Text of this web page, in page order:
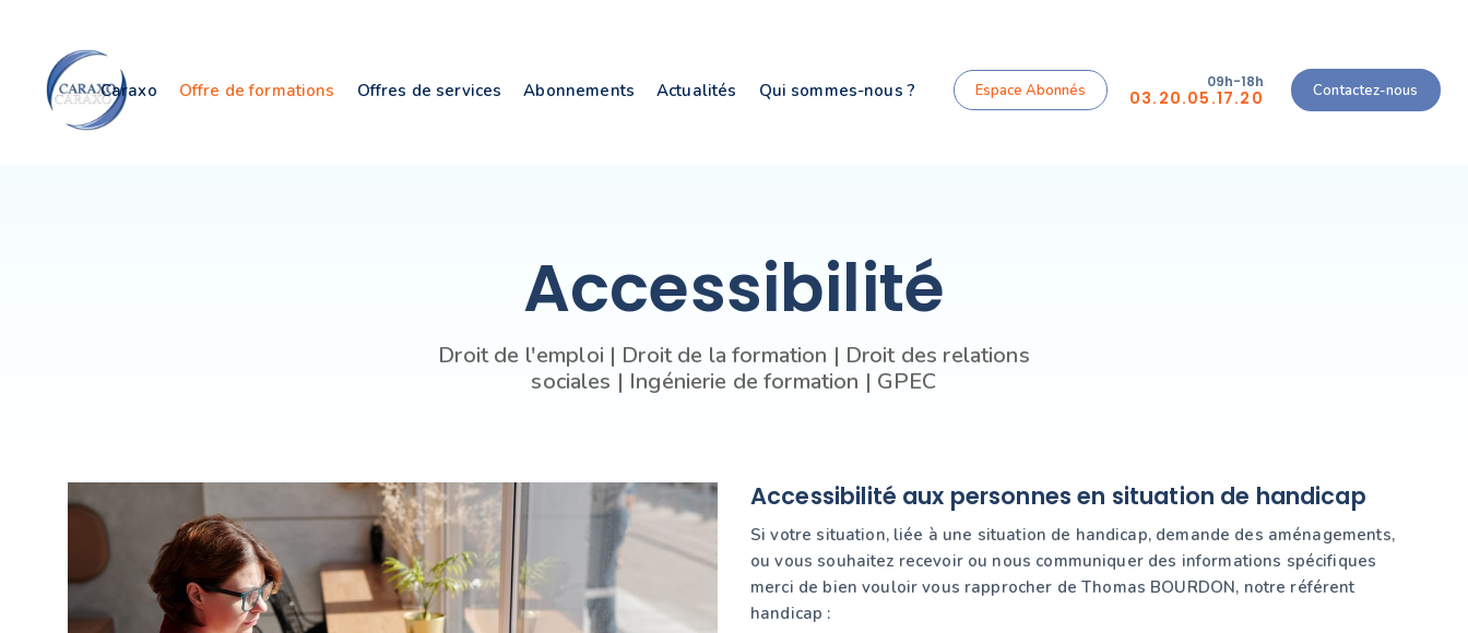
primary
navigation
Caraxo Offre de formations Offres de services Abonnements Actualités Qui sommes-nous ? Espace Abonnés 09h-18h
03.20.05.17.20 Contactez-nous
Accessibilité
Droit de l'emploi | Droit de la formation | Droit des relations
sociales | Ingénierie de formation | GPEC
Accessibilité aux personnes en situation de handicap
Si votre situation, liée à une situation de handicap, demande des aménagements,
ou vous souhaitez recevoir ou nous communiquer des informations spécifiques
merci de bien vouloir vous rapprocher de Thomas BOURDON, notre référent
handicap :